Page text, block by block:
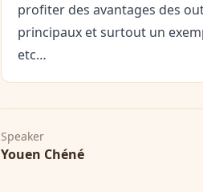
profiter des avantages des
principaux et surtout un
etc…
Speaker
Youen Chéné